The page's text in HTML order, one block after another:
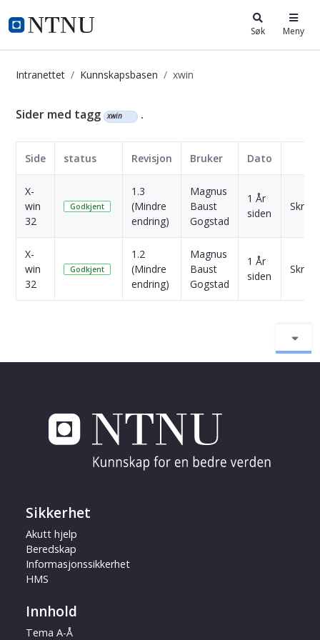
i.ntnu.no Søk Meny
Intranettet Kunnskapsbasen xwin
Kunnskapsbasen
Sider med tagg xwin .
Side status Revisjon Bruker Dato
X-
win
32
Godkjent
1.3
(Mindre
endring)
Magnus
Baust
Gogstad
1 År
siden
Skriv
X-
win
32
Godkjent
1.2
(Mindre
endring)
Magnus
Baust
Gogstad
1 År
siden
Skriv
Sikkerhet
Akutt hjelp
Beredskap
Informasjonssikkerhet
HMS
Innhold
Tema A-Å